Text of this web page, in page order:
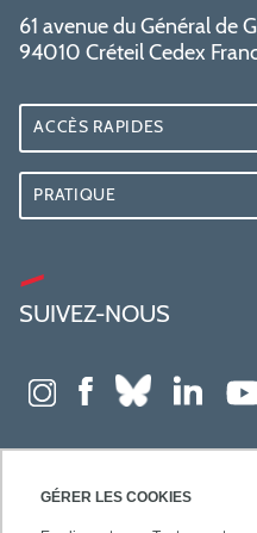
GÉRER LES COOKIES
61 avenue du Général de
94010 Créteil Cedex
ACCÈS RAPIDES
PRATIQUE
SUIVEZ-NOUS